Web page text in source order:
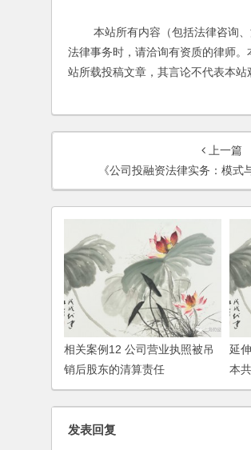
本站所有内容（包括法律咨询、
法律事务时，请洽询有资质的律师
站所载投稿文章，其言论不代表本站
上一篇
《公司投融资法律实务：模式
相关案例12 公司营业执照被吊
销后股东的清算责任
延
本
发表回复